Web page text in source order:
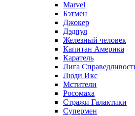
Marvel
Бэтмен
Джокер
Дэдпул
Железный человек
Капитан Америка
Каратель
Лига
Люди Икс
Мстители
Росомаха
Стражи Галактики
Супермен